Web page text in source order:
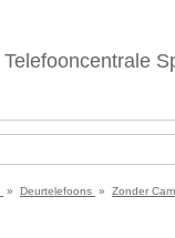
Telefooncentrale
» Deurtelefoons » Zonder